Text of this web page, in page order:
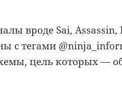
вроде Sai,
с тегами
цель которых —